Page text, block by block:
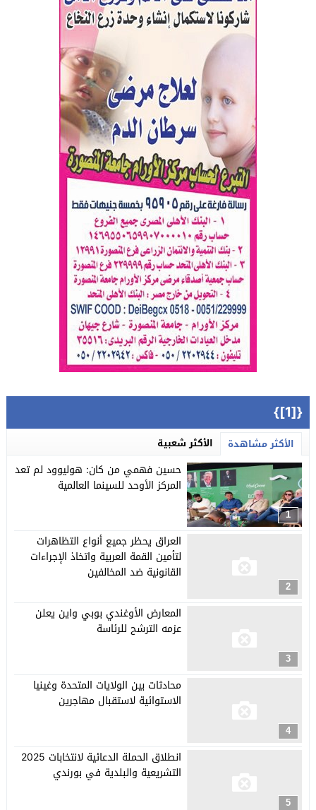
{[1]}
الأكثر مشاهدة الأكثر شعبية
1
حسين فهمي من كان: هوليوود لم تعد
المركز الأوحد للسينما العالمية
2
العراق يحظر جميع أنواع التظاهرات
لتأمين القمة العربية واتخاذ الإجراءات
القانونية ضد المخالفين
3
المعارض الأوغندي بوبي واين يعلن
عزمه الترشح للرئاسة
4
محادثات بين الولايات المتحدة وغينيا
الاستوائية لاستقبال مهاجرين
5
انطلاق الحملة الدعائية لانتخابات 2025
التشريعية والبلدية في بورندي